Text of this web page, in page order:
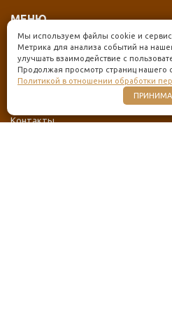
МЕНЮ
Каталог товаров
Оплата и доставка
О нас
Контакты
Мы используем файлы cookie и сервис
Метрика для анализа событий на
улучшать взаимодействие с
Продолжая просмотр страниц нашего
Политикой в отношении обработки